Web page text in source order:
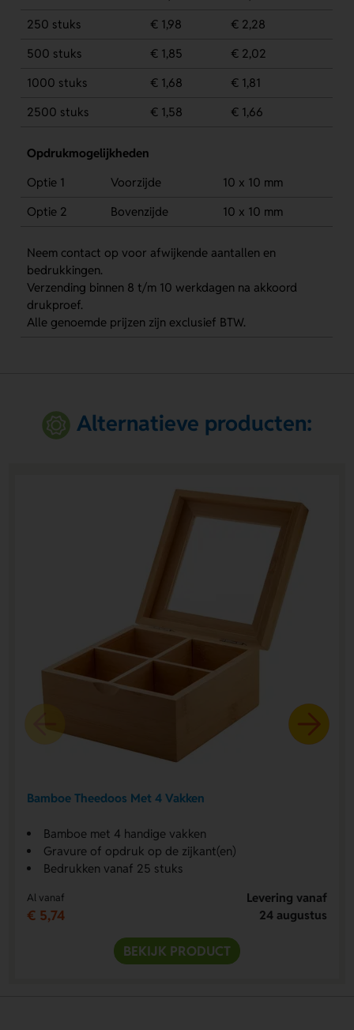
250 stuks
€ 1,98
€ 2,28
500 stuks
€ 1,85
€ 2,02
1000 stuks
€ 1,68
€ 1,81
2500 stuks
€ 1,58 € 1,66
Opdrukmogelijkheden
Optie 1
Voorzijde
10 x 10 mm
Optie 2
Bovenzijde 10 x 10 mm
Neem contact op voor afwijkende aantallen en
bedrukkingen.
Verzending binnen 8 t/m 10 werkdagen na akkoord
drukproef.
Alle genoemde prijzen zijn exclusief BTW.
Alternatieve producten:
Bamboe Theedoos Met 4 Vakken
Bamboe met 4 handige vakken
Gravure of opdruk op de zijkant(en)
Bedrukken vanaf 25 stuks
Al vanaf
€ 5,74
Levering vanaf
24 augustus
BEKIJK PRODUCT